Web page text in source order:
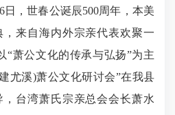
日，世春公诞辰500周年，本美
来自海内外宗亲代表欢聚一
萧公文化的传承与弘扬”为主
尤溪)萧公文化研讨会”在我县
台湾萧氏宗亲总会会长萧水